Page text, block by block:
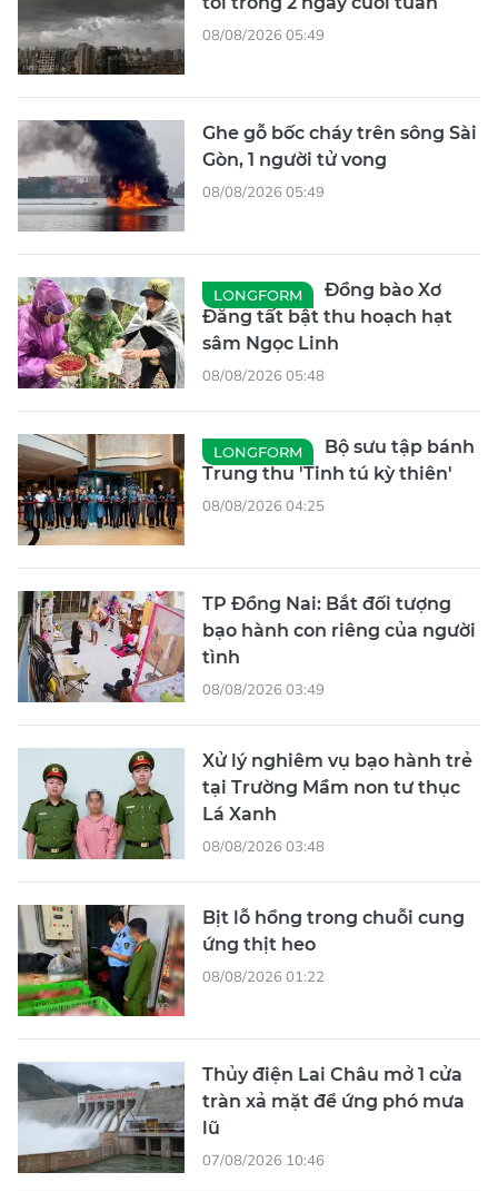
08/08/2026 05:49
Ghe gỗ bốc cháy trên sông Sài
Gòn, 1 người tử vong
08/08/2026 05:49
LONGFORM
Đồng bào Xơ
Đăng tất bật thu hoạch hạt
sâm Ngọc Linh
08/08/2026 05:48
LONGFORM
Bộ sưu tập bánh
Trung thu 'Tinh tú kỳ thiên'
08/08/2026 04:25
TP Đồng Nai: Bắt đối tượng
bạo hành con riêng của người
tình
08/08/2026 03:49
Xử lý nghiêm vụ bạo hành trẻ
tại Trường Mầm non tư thục
Lá Xanh
08/08/2026 03:48
Bịt lỗ hổng trong chuỗi cung
ứng thịt heo
08/08/2026 01:22
Thủy điện Lai Châu mở 1 cửa
tràn xả mặt để ứng phó mưa
lũ
07/08/2026 10:46